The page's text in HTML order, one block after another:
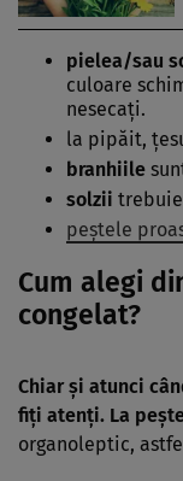
pielea/sau
culoare
nesecaţi.
la pipăit,
branhiile
solzii
peştele
Cum alegi
congelat?
Chiar şi atunci
fiţi atenţi. La
organoleptic,